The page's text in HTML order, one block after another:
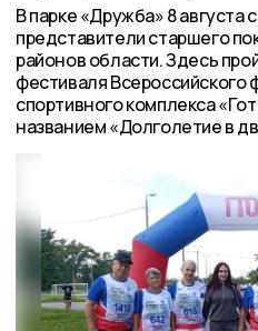
В парке «Дружба» 8 августа
представители старшего
районов области. Здесь
фестиваля Всероссийского
спортивного комплекса
названием «Долголетие в